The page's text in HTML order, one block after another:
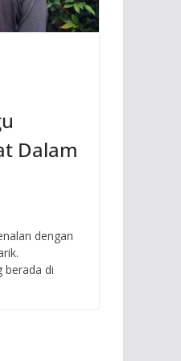
Dalam
dengan
berada di